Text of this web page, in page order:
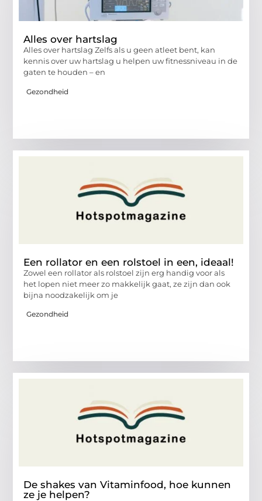
Alles over hartslag
Alles over hartslag Zelfs als u geen atleet bent, kan
kennis over uw hartslag u helpen uw fitnessniveau in de
gaten te houden – en
Gezondheid
Een rollator en een rolstoel in een, ideaal!
Zowel een rollator als rolstoel zijn erg handig voor als
het lopen niet meer zo makkelijk gaat, ze zijn dan ook
bijna noodzakelijk om je
Gezondheid
De shakes van Vitaminfood, hoe kunnen
ze je helpen?